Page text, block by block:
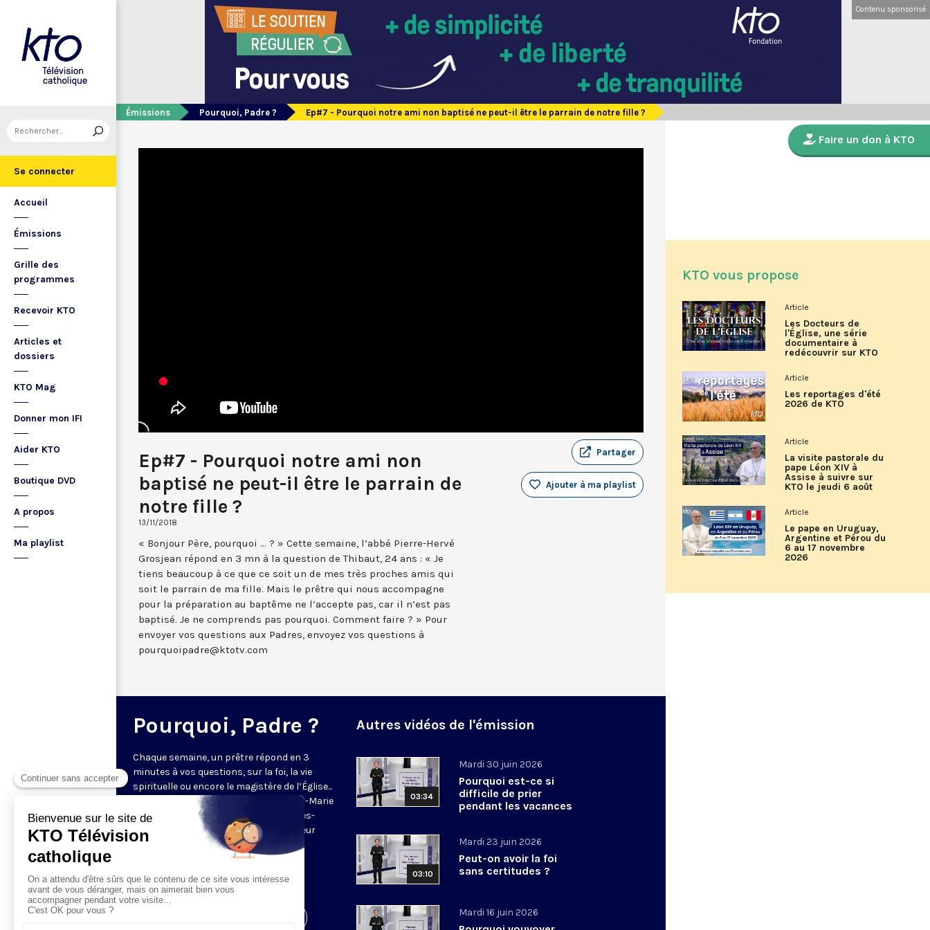
Se connecter
Accueil
Émissions
Grille des
programmes
Recevoir KTO
Articles et
dossiers
KTO Mag
Donner mon IFI
Aider KTO
Boutique DVD
A propos
Ma playlist
Contenu sponsorisé
Émissions Pourquoi, Padre ? Ep#7 - Pourquoi notre ami non baptisé ne peut-il être le parrain de notre fille ?
Ep#7 - Pourquoi notre ami non
baptisé ne peut-il être le parrain de
notre fille ?
13/11/2018
Partager
Ajouter à ma playlist
« Bonjour Père, pourquoi ... ? » Cette semaine, l’abbé Pierre-Hervé
Grosjean répond en 3 mn à la question de Thibaut, 24 ans : « Je
tiens beaucoup à ce que ce soit un de mes très proches amis qui
soit le parrain de ma fille. Mais le prêtre qui nous accompagne
pour la préparation au baptême ne l’accepte pas, car il n’est pas
baptisé. Je ne comprends pas pourquoi. Comment faire ? » Pour
envoyer vos questions aux Padres, envoyez vos questions à
pourquoipadre@ktotv.com
Pourquoi, Padre ?
Chaque semaine, un prêtre répond en 3
minutes à vos questions, sur la foi, la vie
spirituelle ou encore le magistère de l’Église...
Cette année, ce sont les pères Charles-Marie
Rigail, Thibaut de Rincquesen et Charles-
Thierry Ndjandjo qui vous proposent leur
réflexion et leur éclairage.
àpourquoipadre@ktotv.com
Autres vidéos de l'émission
03:34
Mardi 30 juin 2026
Pourquoi est-ce si
difficile de prier
pendant les vacances
03:10
Mardi 23 juin 2026
Peut-on avoir la foi
sans certitudes ?
Mardi 16 juin 2026
Faire un don à KTO
KTO vous propose
Article
Les Docteurs de
l'Église, une série
documentaire à
redécouvrir sur KTO
Article
Les reportages d'été
2026 de KTO
Article
La visite pastorale du
pape Léon XIV à
Assise à suivre sur
KTO le jeudi 6 août
Article
Le pape en Uruguay,
Argentine et Pérou du
6 au 17 novembre
2026